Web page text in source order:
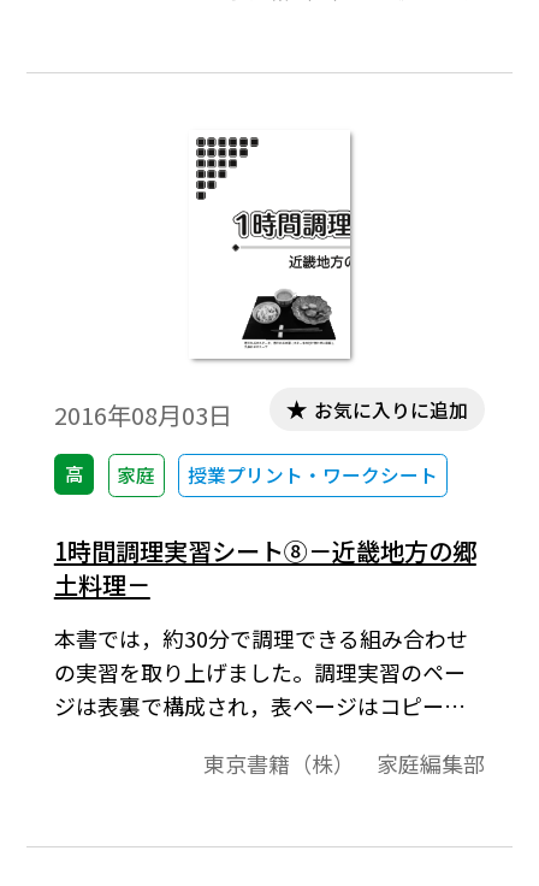
説，スムーズに進めるためのポイントなど
い。今回は，中国・四国地方の郷土料理を
取り上げました。地元の郷土料理の再発見
につながるとともに，修学旅行などの事前
学習として，役立てていただければと思い
2016年08月03日
高 家庭 授業プリント・ワークシート
お気に入りに追加
1時間調理実習シート⑧－近畿地方の郷
土料理－
本書では，約30分で調理できる組み合わせ
の実習を取り上げました。調理実習のペー
ジは表裏で構成され，表ページはコピーし
裏ページは先生方が調理実習を進めるとき
説，スムーズに進めるためのポイントなど
東京書籍（株） 家庭編集部